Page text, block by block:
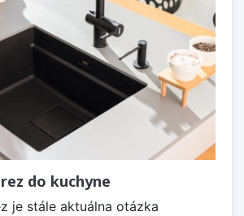
do kuchyne
je stále aktuálna otázka